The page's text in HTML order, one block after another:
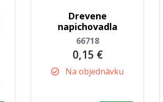
Drevene
napichovadla
66718
0,15 €
Na objednávku